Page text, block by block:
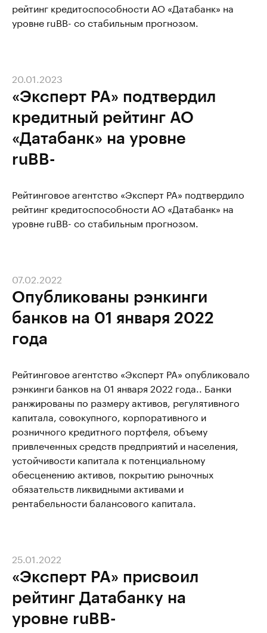
рейтинг кредитоспособности АО «Датабанк» на
уровне ruBB- со стабильным прогнозом.
«Эксперт РА» подтвердил
кредитный рейтинг АО
«Датабанк» на уровне
ruBB-
20.01.2023
Рейтинговое агентство «Эксперт РА» подтвердило
рейтинг кредитоспособности АО «Датабанк» на
уровне ruBB- со стабильным прогнозом.
Опубликованы рэнкинги
банков на 01 января 2022
года
07.02.2022
Рейтинговое агентство «Эксперт РА» опубликовало
рэнкинги банков на 01 января 2022 года.. Банки
ранжированы по размеру активов, регулятивного
капитала, совокупного, корпоративного и
розничного кредитного портфеля, объему
привлеченных средств предприятий и населения,
устойчивости капитала к потенциальному
обесценению активов, покрытию рыночных
обязательств ликвидными активами и
рентабельности балансового капитала.
«Эксперт РА» присвоил
рейтинг Датабанку на
уровне ruBB-
25.01.2022